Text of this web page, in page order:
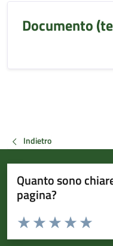
Documento
Indietro
Quanto sono
pagina?
Valuta da 1 a 5 stelle la
Valuta
Valuta 4
Valuta 3 stelle
Valuta 2 stelle su 5
Valuta 1 stelle su 5